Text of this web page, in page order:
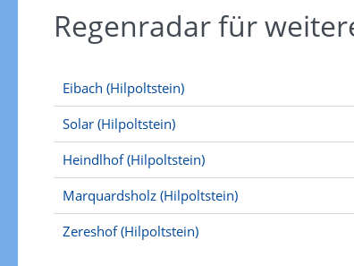
Regenradar für
Eibach (Hilpoltstein)
Solar (Hilpoltstein)
Heindlhof (Hilpoltstein)
Marquardsholz (Hilpoltstein)
Zereshof (Hilpoltstein)